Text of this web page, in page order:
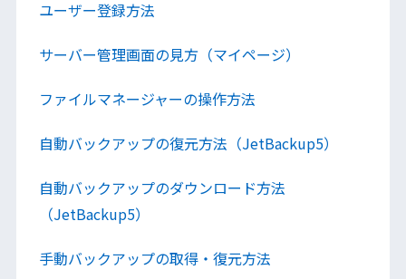
ユーザー登録方法
サーバー管理画面の見方（マイページ）
ファイルマネージャーの操作方法
自動バックアップの復元方法（JetBackup5）
自動バックアップのダウンロード方法
（JetBackup5）
手動バックアップの取得・復元方法